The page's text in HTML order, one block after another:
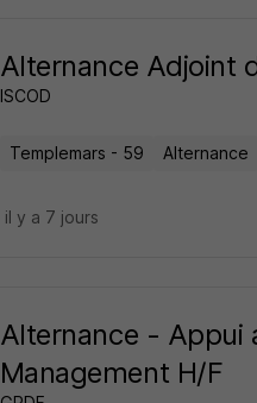
Alternance Adjoint
ISCOD
Templemars - 59 Alternance
il y a 7 jours
Alternance - Appui
Management H/F